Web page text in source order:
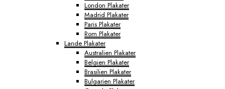
London Plakater
Madrid Plakater
Paris Plakater
Rom Plakater
Lande Plakater
Australien Plakater
Belgien Plakater
Brasilien Plakater
Bulgarien Plakater